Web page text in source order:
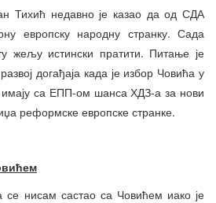
Тихић недавно је казао да од СДА
европску народну странку. Сада
жељу истински пратити. Питање је
догађаја када је избор Човића у
имају са ЕПП-ом шанса ХДЗ-а за нови
реформске европске странке.
се нисам састао са Човићем иако је